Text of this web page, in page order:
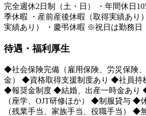
完全週休2日制（土・日） ・年間休日
季休暇 ・産前産後休暇（取得実績あり
実績あり） ・慶弔休暇 ※祝日は勤務日
待遇・福利厚生
◆社会保険完備（雇用保険、労災保険
金） ◆資格取得支援制度あり ◆社員持
◆報奨金制度 ◆結婚、出産一時金あり
（座学、OJT研修ほか） ◆制服貸与 ◆
（残業手当、家族手当、役職手当） ◆